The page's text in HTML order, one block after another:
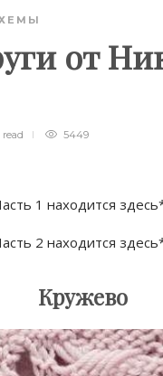
от
read 5449
1 находится
2 находится
Кружево